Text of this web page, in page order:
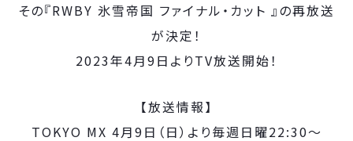
その『RWBY 氷雪帝国 ファイナル・カット 』の再放送
が決定！
2023年4月9日よりTV放送開始！
【放送情報】
TOKYO MX 4月9日（日）より毎週日曜22:30～